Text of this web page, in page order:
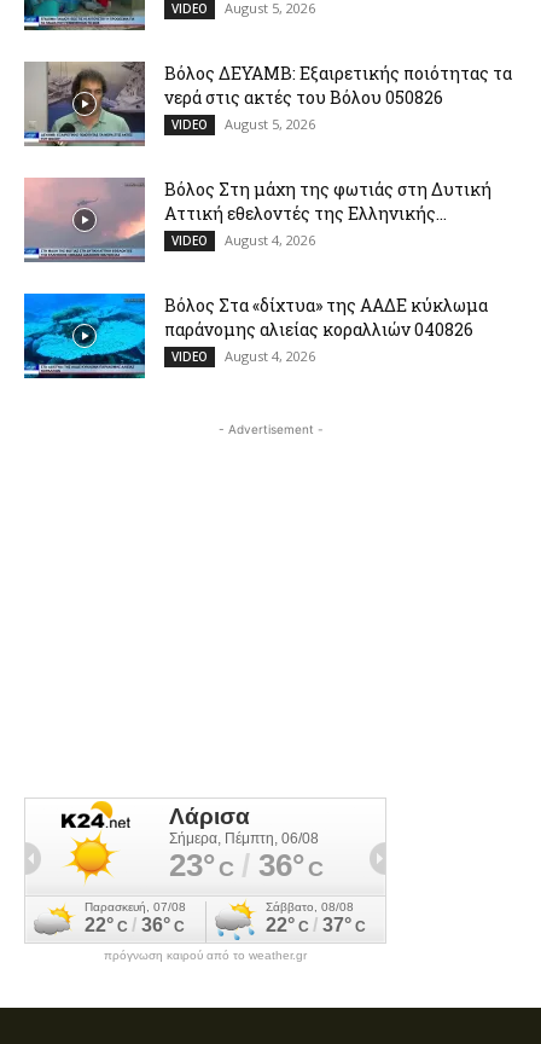
VIDEO August 5, 2026
Βόλος ΔΕΥΑΜΒ: Εξαιρετικής ποιότητας τα
νερά στις ακτές του Βόλου 050826
VIDEO August 5, 2026
Βόλος Στη μάχη της φωτιάς στη Δυτική
Αττική εθελοντές της Ελληνικής...
VIDEO August 4, 2026
Βόλος Στα «δίχτυα» της ΑΑΔΕ κύκλωμα
παράνομης αλιείας κοραλλιών 040826
VIDEO August 4, 2026
- Advertisement -
πρόγνωση καιρού από το weather.gr